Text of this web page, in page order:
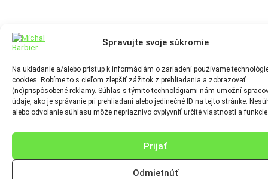
Spravujte svoje súkromie
Na ukladanie a/alebo prístup k informáciám o zariadení používame
cookies. Robíme to s cieľom zlepšiť zážitok z prehliadania a zobrazovať
(ne)prispôsobené reklamy. Súhlas s týmito technológiami nám umožní
údaje, ako je správanie pri prehliadaní alebo jedinečné ID na tejto stránke.
alebo odvolanie súhlasu môže nepriaznivo ovplyvniť určité vlastnosti a
Prijať
Odmietnúť
Chat
Môžeme pomôcť?
Odpovieme okamžite
Všetky práva vyhradené © 2026Michal Barbier| Michal Barbier online
kurzy